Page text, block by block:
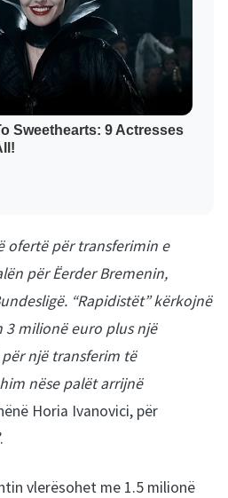
ofertë për transferimin e
për Ëerder Bremenin,
“Rapidistët” kërkojnë
3 milionë euro plus një
një transferim të
nëse palët arrijnë
Horia Ivanovici, për
vlerësohet me 1.5 milionë